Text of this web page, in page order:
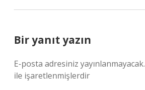
Bir yanıt yazın
E-posta adresiniz yayınlanmayacak.
ile işaretlenmişlerdir